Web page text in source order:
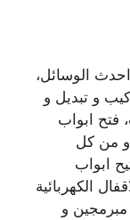
الوسائل،
و تبديل و
فتح ابواب
و من كل
ابواب
الكهربائية
مبرمجين و